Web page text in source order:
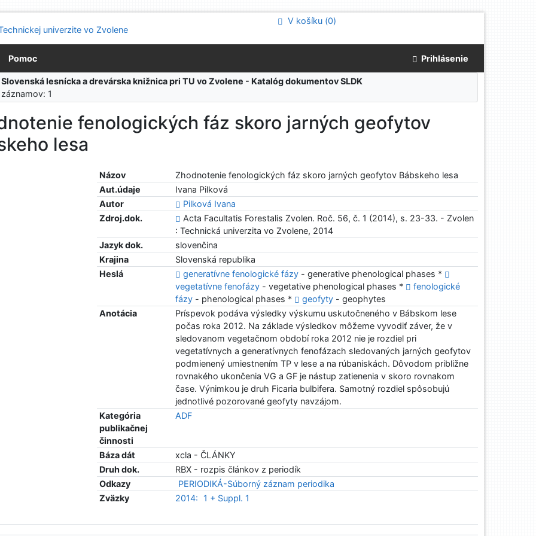
V košíku (0)
Pomoc Prihlásenie
Slovenská lesnícka a drevárska knižnica pri TU vo Zvolene - Katalóg dokumentov SLDK
1
fenologických fáz skoro jarných geofytov
lesa
Názov
Zhodnotenie fenologických fáz skoro jarných geofytov Bábskeho lesa
Aut.údaje
Ivana Pilková
Autor
Pilková Ivana
Zdroj.dok.
Acta Facultatis Forestalis Zvolen. Roč. 56, č. 1 (2014), s. 23-33. - Zvolen
: Technická univerzita vo Zvolene, 2014
Jazyk dok.
slovenčina
Krajina
Slovenská republika
Heslá
generatívne fenologické fázy - generative phenological phases *
vegetatívne fenofázy - vegetative phenological phases *
fenologické
fázy - phenological phases * geofyty - geophytes
Anotácia
Príspevok podáva výsledky výskumu uskutočneného v Bábskom lese
počas roka 2012. Na základe výsledkov môžeme vyvodiť záver, že v
sledovanom vegetačnom období roka 2012 nie je rozdiel pri
vegetatívnych a generatívnych fenofázach sledovaných jarných geofytov
podmienený umiestnením TP v lese a na rúbaniskách. Dôvodom približne
rovnakého ukončenia VG a GF je nástup zatienenia v skoro rovnakom
čase. Výnimkou je druh Ficaria bulbifera. Samotný rozdiel spôsobujú
jednotlivé pozorované geofyty navzájom.
Kategória
publikačnej
činnosti
ADF
Báza dát
xcla - ČLÁNKY
Druh dok.
RBX - rozpis článkov z periodík
Odkazy
PERIODIKÁ-Súborný záznam periodika
Zväzky
2014: 1 + Suppl. 1